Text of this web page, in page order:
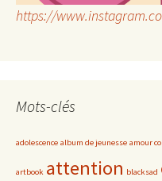
https://
Mots-clés
adolescence album de jeunesse amour
artbook attention blacksad